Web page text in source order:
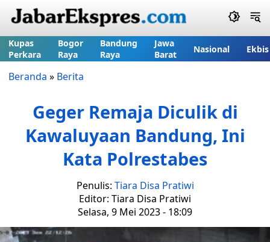
Kupas
Perkara
Bogor
Raya
Bandung
Raya
Jawa
Barat
Nasional Ekbis
Beranda » Berita
Geger Remaja Diculik di
Kawaluyaan Bandung, Ini
Kata Polrestabes
Penulis: Tiara Disa Pratiwi
Editor: Tiara Disa Pratiwi
Selasa, 9 Mei 2023 - 18:09